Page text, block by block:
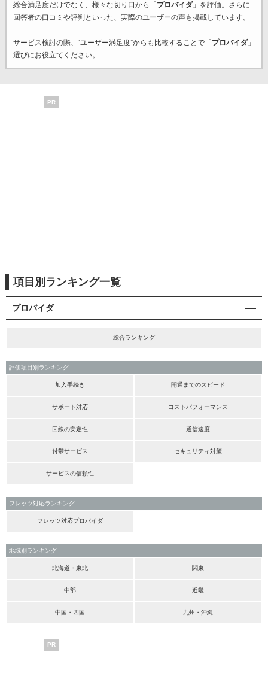
総合満足度だけでなく、様々な切り口から「 プロバイダ」を評価。さらに
回答者の口コミや評判といった、実際のユーザーの声も掲載しています。
サービス検討の際、“ユーザー満足度”からも比較することで「 プロバイダ」
選びにお役立てください。
PR
項目別ランキング一覧
プロバイダ
総合ランキング
評価項目別ランキング
加入手続き 開通までのスピード
サポート対応 コストパフォーマンス
回線の安定性 通信速度
付帯サービス セキュリティ対策
サービスの信頼性
フレッツ対応ランキング
フレッツ対応プロバイダ
地域別ランキング
北海道・東北 関東
中部 近畿
中国・四国 九州・沖縄
PR